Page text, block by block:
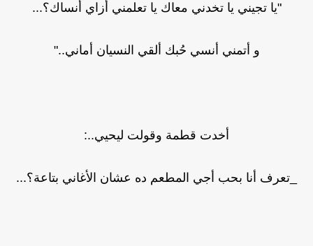
"يا تجيني يا تخدني معاك يا تعلمني أزاي أنساك؟...
و أتمني أنسي حُبك ألقي النسيان أماني.."
أخدت قطمة وقولت ليحيي..:
_تعرف أنا بحب أجي المطعم ده عشان الأغاني بتاعة؟...